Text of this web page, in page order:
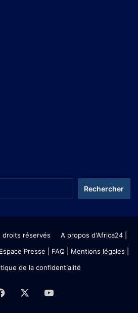
droits réservés A propos d'Africa24|
Espace Presse | FAQ | Mentions légales
de la confidentialité